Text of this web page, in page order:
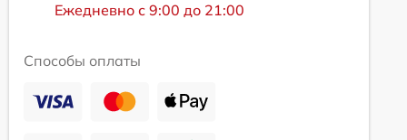
Ежедневно с 9:00 до 21:00
Способы оплаты